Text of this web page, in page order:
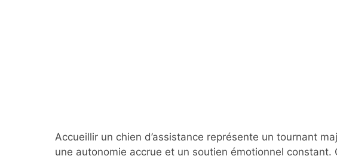
Accueillir un chien d’assistance représente un tournant
une autonomie accrue et un soutien émotionnel constant.